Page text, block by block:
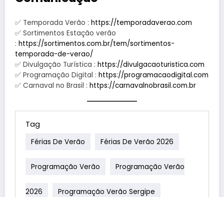
✅ Temporada Verão : https://temporadaverao.com
✅ Sortimentos Estação verão
: https://sortimentos.com.br/tem/sortimentos-
temporada-de-verao/
✅ Divulgação Turística : https://divulgacaoturistica.com
✅ Programação Digital : https://programacaodigital.com
✅ Carnaval no Brasil : https://carnavalnobrasil.com.br
Tag
Férias De Verão Férias De Verão 2026
Programação Verão Programação Verão
2026 Programação Verão Sergipe